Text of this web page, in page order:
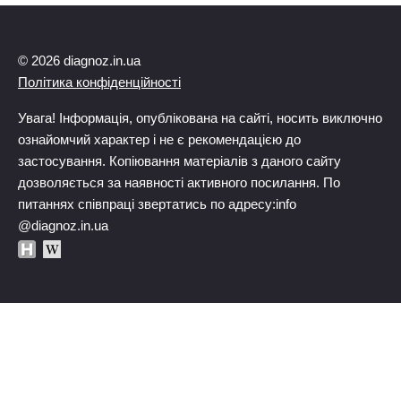
© 2026 diagnoz.in.ua
Політика конфіденційності
Увага! Інформація, опублікована на сайті, носить виключно
ознайомчий характер і не є рекомендацією до
застосування. Копіювання матеріалів з даного сайту
дозволяється за наявності активного посилання. По
питаннях співпраці звертатись по адресу:info
@diagnoz.in.ua